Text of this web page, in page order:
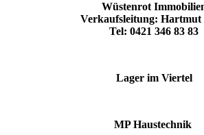
Wüstenrot
Verkaufsleitung: Hartmut
Tel: 0421 346 83 83
Lager im Viertel
MP Haustechnik